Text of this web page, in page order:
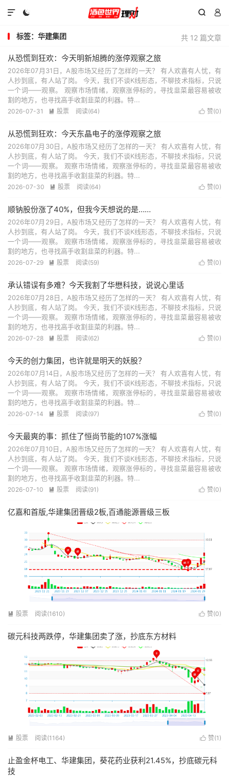
  

共 12 篇文章
标签：华建集团
从恐慌到狂欢：今天明新旭腾的涨停观察之旅
2026年07月31日，A股市场又经历了怎样的一天？ 有人欢喜有人忧，有
人抄到底，有人站了岗。 今天，我们不谈K线形态，不聊技术指标，只说
一个词——观察。 观察市场情绪，观察涨停标的，寻找韭菜最容易被收
割的地方，也寻找高手收割韭菜的利器。特...
 赞(0)
2026-07-31  股票 阅读(64)
从恐慌到狂欢：今天东晶电子的涨停观察之旅
2026年07月30日，A股市场又经历了怎样的一天？ 有人欢喜有人忧，有
人抄到底，有人站了岗。 今天，我们不谈K线形态，不聊技术指标，只说
一个词——观察。 观察市场情绪，观察涨停标的，寻找韭菜最容易被收
割的地方，也寻找高手收割韭菜的利器。特...
 赞(0)
2026-07-30  股票 阅读(64)
顺钠股份涨了40%，但我今天想说的是……
2026年07月29日，A股市场又经历了怎样的一天？ 有人欢喜有人忧，有
人抄到底，有人站了岗。 今天，我们不谈K线形态，不聊技术指标，只说
一个词——观察。 观察市场情绪，观察涨停标的，寻找韭菜最容易被收
割的地方，也寻找高手收割韭菜的利器。特...
 赞(0)
2026-07-29  股票 阅读(59)
承认错误有多难？今天我割了华懋科技，说说心里话
2026年07月28日，A股市场又经历了怎样的一天？ 有人欢喜有人忧，有
人抄到底，有人站了岗。 今天，我们不谈K线形态，不聊技术指标，只说
一个词——观察。 观察市场情绪，观察涨停标的，寻找韭菜最容易被收
割的地方，也寻找高手收割韭菜的利器。特...
 赞(0)
2026-07-28  股票 阅读(62)
今天的创力集团，也许就是明天的妖股？
2026年07月14日，A股市场又经历了怎样的一天？ 有人欢喜有人忧，有
人抄到底，有人站了岗。 今天，我们不谈K线形态，不聊技术指标，只说
一个词——观察。 观察市场情绪，观察涨停标的，寻找韭菜最容易被收
割的地方，也寻找高手收割韭菜的利器。特...
 赞(0)
2026-07-14  股票 阅读(97)
今天最爽的事：抓住了恒尚节能的107%涨幅
2026年07月10日，A股市场又经历了怎样的一天？ 有人欢喜有人忧，有
人抄到底，有人站了岗。 今天，我们不谈K线形态，不聊技术指标，只说
一个词——观察。 观察市场情绪，观察涨停标的，寻找韭菜最容易被收
割的地方，也寻找高手收割韭菜的利器。特...
 赞(0)
2026-07-10  股票 阅读(91)
亿嘉和首版,华建集团晋级2板,百通能源晋级三板
 赞(0)
 股票 阅读(1610)
碳元科技两跌停，华建集团卖了涨，抄底东方材料
 赞(1 )
 股票 阅读(1164)
止盈金杯电工、华建集团，葵花药业获利21.45%，抄底碳元科
技